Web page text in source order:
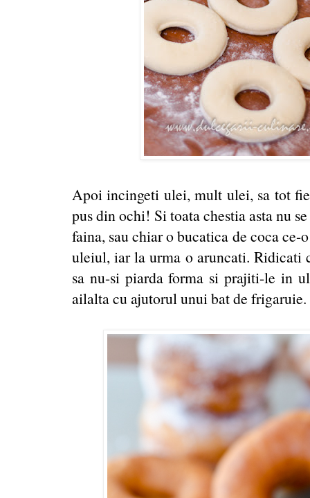
Apoi incingeti ulei, mult ulei, sa tot
pus din ochi! Si toata chestia asta nu
faina, sau chiar o bucatica de coca ce-
uleiul, iar la urma o aruncati. Ridicati
sa nu-si piarda forma si prajiti-le in
ailalta cu ajutorul unui bat de frigaruie.